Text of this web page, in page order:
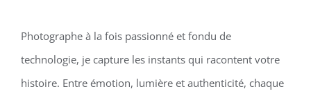
Photographe à la fois passionné et fondu de
technologie, je capture les instants qui racontent votre
histoire. Entre émotion, lumière et authenticité, chaque